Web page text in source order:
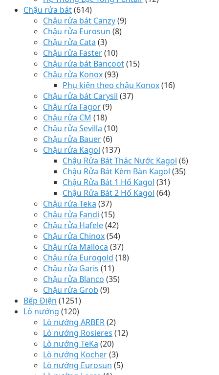
Chậu rửa bát(614)
Chậu rửa bát Canzy(9)
Chậu rửa Eurosun (8)
Chậu rửa Cata (3)
Chậu rửa Faster(10)
Chậu rửa bát Bancoot(15)
Chậu rửa Konox(93)
Phụ kiện theo chậu Konox(16)
Chậu rửa bát Carysil (37)
Chậu rửa Fagor(9)
Chậu rửa CM (18)
Chậu rửa Sevilla (10)
Chậu rửa Bauer(6)
Chậu rửa Kagol (137)
Chậu Rửa Bát Thác Nước Kagol (6)
Chậu Rửa Bát Kèm Bàn Kagol (35)
Chậu Rửa Bát 1 Hố Kagol (31)
Chậu Rửa Bát 2 Hố Kagol (64)
Chậu rửa Teka (37)
Chậu rửa Fandi (15)
Chậu rửa Hafele(42)
Chậu rửa Chinox(54)
Chậu rửa Malloca (37)
Chậu rửa Eurogold (18)
Chậu rửa Garis (11)
Chậu rửa Blanco (35)
Chậu rửa Grob (9)
Bếp Điện (1251)
Lò nướng (120)
Lò nướng ARBER(2)
Lò nướng Rosieres (12)
Lò nướng TeKa (20)
Lò nướng Kocher(3)
Lò nướng Eurosun (5)